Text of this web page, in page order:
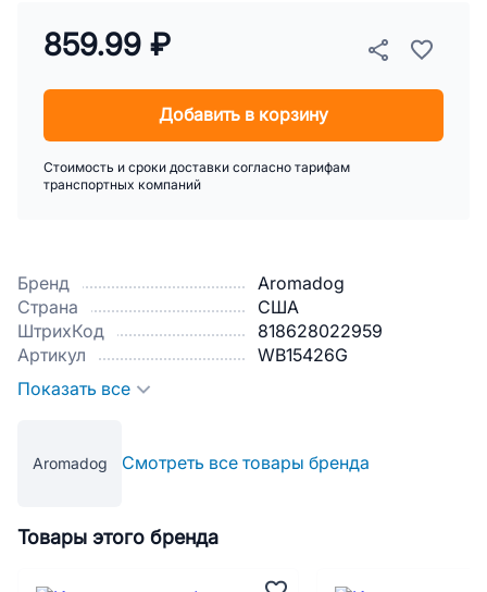
Бренд
Aromadog
Страна
США
ШтрихКод
818628022959
Артикул
WB15426G
Показать все
Aromadog Смотреть все товары бренда
859.99 ₽
Добавить в корзину
Стоимость и сроки доставки согласно тарифам
транспортных компаний
Товары этого бренда